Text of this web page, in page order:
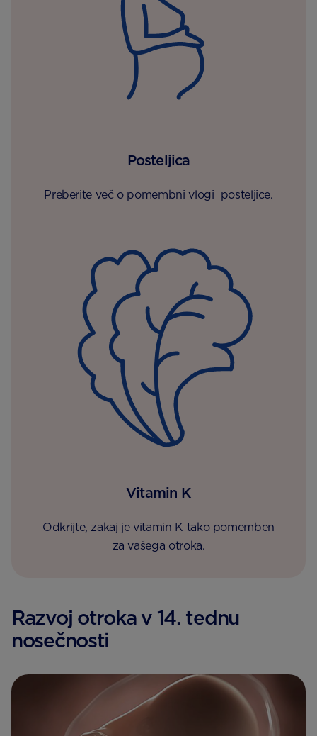
Posteljica
Preberite več o pomembni vlogi posteljice.
Vitamin K
Odkrijte, zakaj je vitamin K tako pomemben
za vašega otroka.
Razvoj otroka v 14. tednu
nosečnosti